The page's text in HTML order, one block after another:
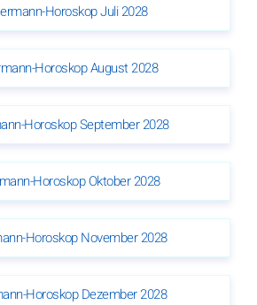
Horoskop Juli 2028
Horoskop August 2028
Horoskop September 2028
Horoskop Oktober 2028
Horoskop November 2028
Horoskop Dezember 2028